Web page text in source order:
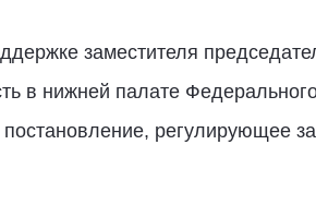
заместителя
в нижней палате
регулирующее